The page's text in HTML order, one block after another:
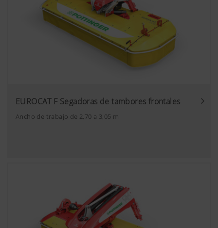
EUROCAT F Segadoras de tambores frontales
Ancho de trabajo de 2,70 a 3,05 m